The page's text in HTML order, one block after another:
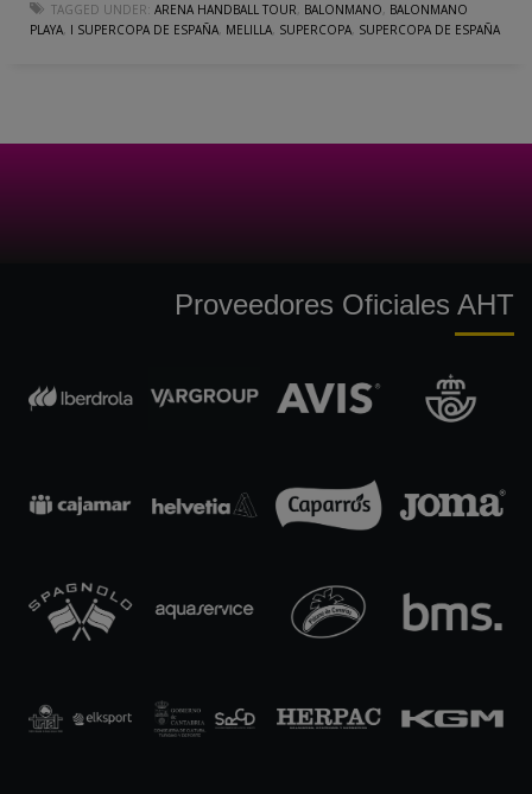
TAGGED UNDER: ARENA HANDBALL TOUR, BALONMANO, BALONMANO
PLAYA, I SUPERCOPA DE ESPAÑA, MELILLA, SUPERCOPA, SUPERCOPA DE ESPAÑA
Proveedores Oficiales AHT